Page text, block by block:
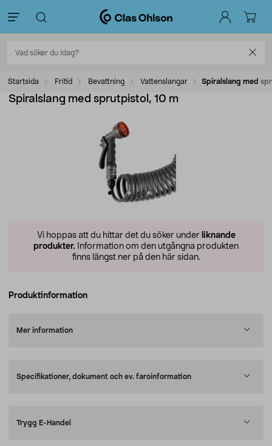
Startsida Fritid Bevattning Vattenslangar Spiralslang med
Spiralslang med sprutpistol, 10 m
Vi hoppas att du hittar det du söker under liknande
produkter. Information om den utgångna produkten
finns längst ner på den här sidan.
Produktinformation
Mer information
Specifikationer, dokument och ev. faroinformation
Trygg E-Handel